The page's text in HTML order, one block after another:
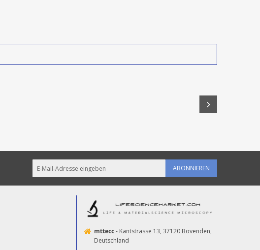
ABONNIEREN
mttecc- Kantstrasse 13, 37120 Bovenden,
Deutschland